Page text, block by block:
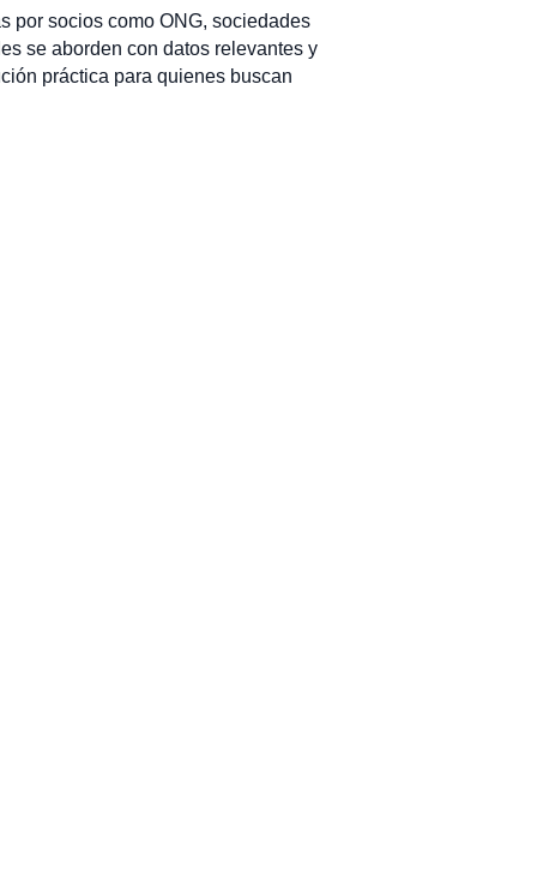
por socios como ONG, sociedades
se aborden con datos relevantes y
práctica para quienes buscan